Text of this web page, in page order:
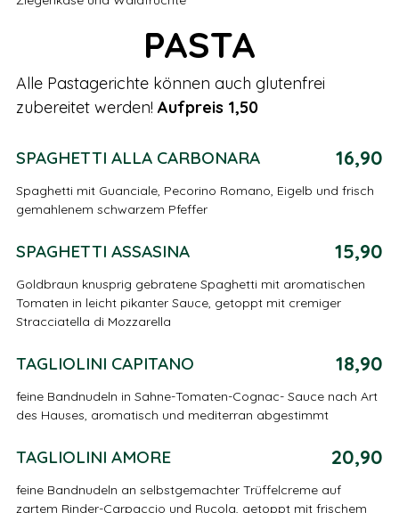
PASTA
Alle Pastagerichte können auch glutenfrei
zubereitet werden! Aufpreis 1,50
SPAGHETTI ALLA CARBONARA 16,90
Spaghetti mit Guanciale, Pecorino Romano, Eigelb und frisch
gemahlenem schwarzem Pfeffer
SPAGHETTI ASSASINA 15,90
Goldbraun knusprig gebratene Spaghetti mit aromatischen
Tomaten in leicht pikanter Sauce, getoppt mit cremiger
Stracciatella di Mozzarella
TAGLIOLINI CAPITANO 18,90
feine Bandnudeln in Sahne-Tomaten-Cognac- Sauce nach Art
des Hauses, aromatisch und mediterran abgestimmt
TAGLIOLINI AMORE 20,90
feine Bandnudeln an selbstgemachter Trüffelcreme auf
zartem Rinder-Carpaccio und Rucola, getoppt mit frischem